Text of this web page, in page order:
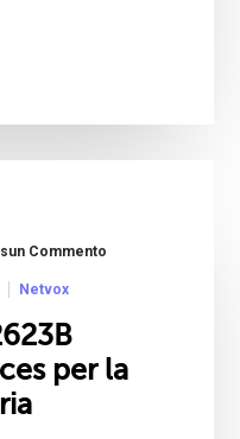
Commento
Netvox
per la